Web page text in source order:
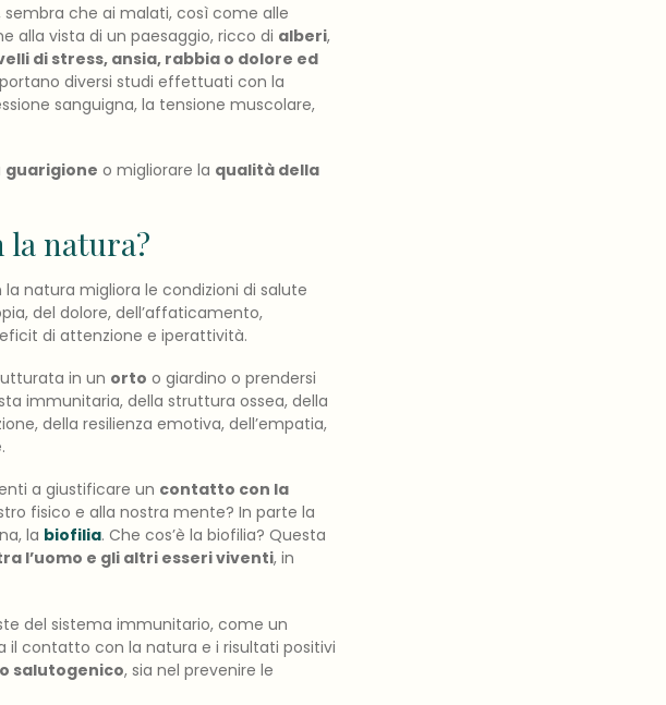
che ai malati, così come alle
alla vista di un paesaggio, ricco di alberi,
di stress, ansia, rabbia o dolore ed
diversi studi effettuati con la
sanguigna, la tensione muscolare,
guarigione o migliorare la qualità della
la natura?
natura migliora le condizioni di salute
del dolore, dell’affaticamento,
di attenzione e iperattività.
in un orto o giardino o prendersi
immunitaria, della struttura ossea, della
della resilienza emotiva, dell’empatia,
a giustificare un contatto con la
fisico e alla nostra mente? In parte la
la biofilia. Che cos’è la biofilia? Questa
l’uomo e gli altri esseri viventi, in
del sistema immunitario, come un
il contatto con la natura e i risultati positivi
salutogenico, sia nel prevenire le